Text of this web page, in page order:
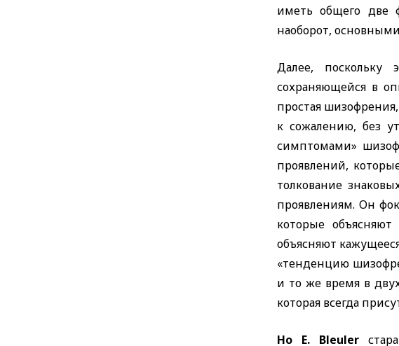
иметь общего две
наоборот,
Далее, поскольку
сохраняющейся в
простая
к сожалению, без
симптомами»
проявлений,
толкование
проявлениям. Он
которые
объясняют
«тенденцию
и то же время в
которая всегда
Но E. Bleuler